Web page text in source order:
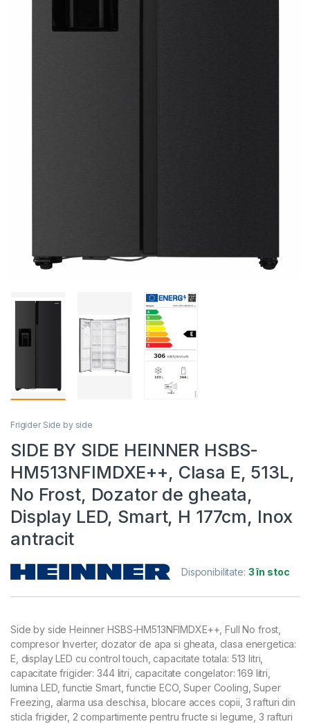
Frigider Side by side
SIDE BY SIDE HEINNER HSBS-
HM513NFIMDXE++, Clasa E, 513L,
No Frost, Dozator de gheata,
Display LED, Smart, H 177cm, Inox
antracit
Disponibilitate: 3 în stoc
Side by side Heinner HSBS-HM513NFIMDXE++, Full No frost,
compresor Inverter, dozator de apa si gheata, clasa energetica:
E, display LED cu control touch, capacitate totala: 513 litri,
capacitate frigider: 344 litri, capacitate congelator: 169 litri,
lumina LED, functie Smart, functie ECO, Super Cooling, Super
Freezing, alarma usa deschisa, blocare acces copii, 3 rafturi din
sticla frigider, 2 compartimente pentru fructe si legume, 3 rafturi